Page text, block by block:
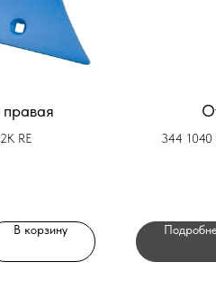
правая
RE
В корзину
344 1040